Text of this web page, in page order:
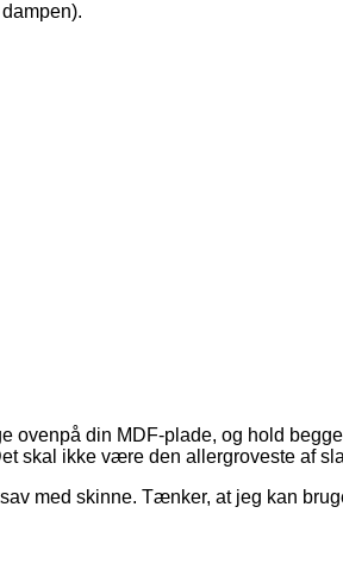
ovenpå din MDF-plade, og hold
skal ikke være den allergroveste af
med skinne. Tænker, at jeg kan